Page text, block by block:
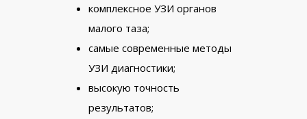
комплексное УЗИ органов
малого таза;
самые современные методы
УЗИ диагностики;
высокую точность
результатов;